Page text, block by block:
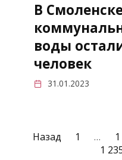
В
воды
человек
31.01.2023
Пагинация
Назад 1 …
1